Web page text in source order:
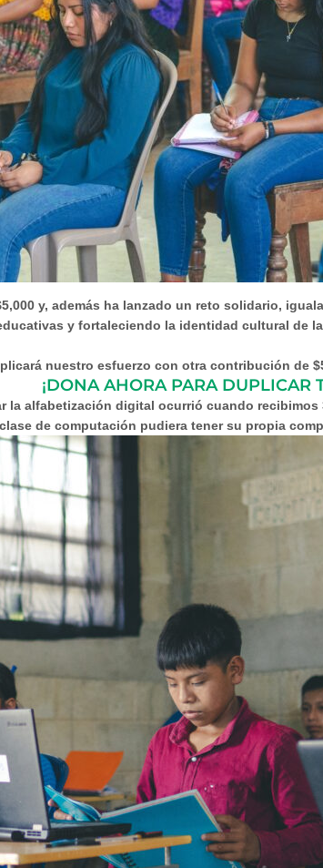
y, además ha lanzado un reto solidario,
y fortaleciendo la identidad cultural de la
nuestro esfuerzo con otra contribución de
¡DONA AHORA PARA DUPLICAR
la alfabetización digital ocurrió cuando
de computación pudiera tener su propia